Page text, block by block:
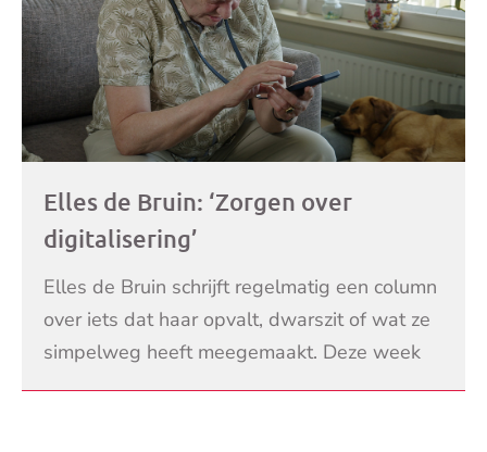
Elles de Bruin: ‘Zorgen over
digitalisering’
Elles de Bruin schrijft regelmatig een column
over iets dat haar opvalt, dwarszit of wat ze
simpelweg heeft meegemaakt. Deze week
komt ze nog 1 keer terug op de problemen
LEES VERDER